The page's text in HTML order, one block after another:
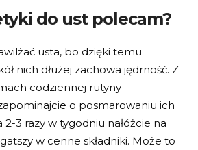
do ust polecam?
usta, bo dzięki temu
nich dłużej zachowa jędrność. Z
codziennej rutyny
o posmarowaniu ich
3 razy w tygodniu nałóżcie na
w cenne składniki. Może to